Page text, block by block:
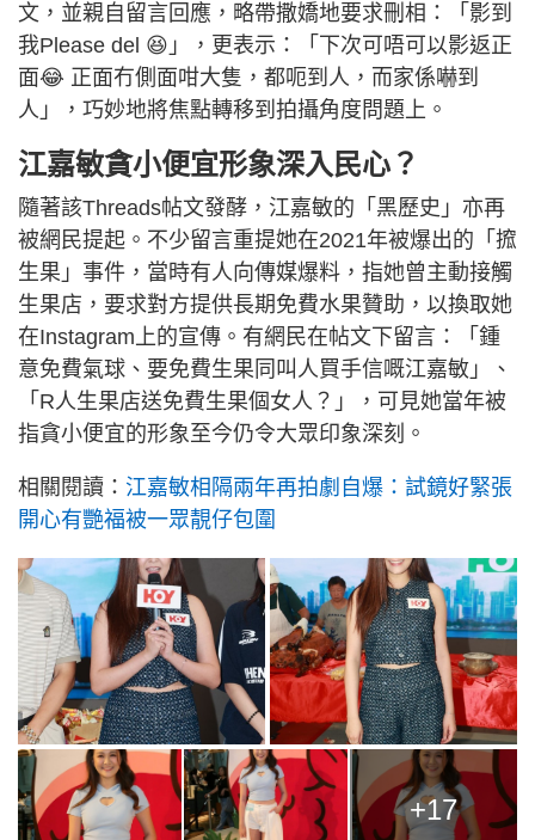
文，並親自留言回應，略帶撒嬌地要求刪相：「影到
我Please del 😆」，更表示：「下次可唔可以影返正
面😂 正面冇側面咁大隻，都呃到人，而家係嚇到
人」，巧妙地將焦點轉移到拍攝角度問題上。
江嘉敏貪小便宜形象深入民心？
隨著該Threads帖文發酵，江嘉敏的「黑歷史」亦再
被網民提起。不少留言重提她在2021年被爆出的「搲
生果」事件，當時有人向傳媒爆料，指她曾主動接觸
生果店，要求對方提供長期免費水果贊助，以換取她
在Instagram上的宣傳。有網民在帖文下留言：「鍾
意免費氣球、要免費生果同叫人買手信嘅江嘉敏」、
「R人生果店送免費生果個女人？」，可見她當年被
指貪小便宜的形象至今仍令大眾印象深刻。
相關閱讀： 江嘉敏相隔兩年再拍劇自爆：試鏡好緊張
開心有艷福被一眾靚仔包圍
+17